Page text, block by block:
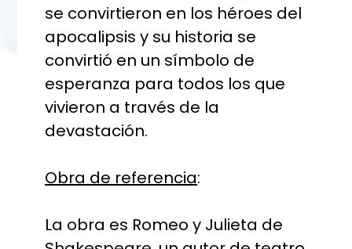
se convirtieron en los héroes del
apocalipsis y su historia se
convirtió en un símbolo de
esperanza para todos los que
vivieron a través de la
devastación.
Obra de referencia:
La obra es Romeo y Julieta de